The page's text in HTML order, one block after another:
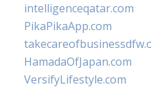
intelligenceqatar.com
PikaPikaApp.com
HamadaOfJapan.com
VersifyLifestyle.com